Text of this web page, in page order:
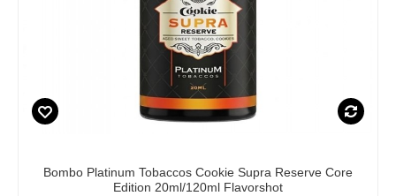
Bombo Platinum Tobaccos Cookie Supra Reserve Core
Edition 20ml/120ml Flavorshot